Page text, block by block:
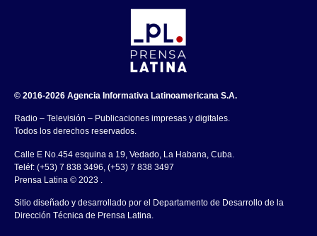
© 2016-2026 Agencia Informativa Latinoamericana S.A.
Radio – Televisión – Publicaciones impresas y digitales.
Todos los derechos reservados.
Calle E No.454 esquina a 19, Vedado, La Habana, Cuba.
Teléf: (+53) 7 838 3496, (+53) 7 838 3497
Prensa Latina © 2023 .
Sitio diseñado y desarrollado por el Departamento de Desarrollo de la
Dirección Técnica de Prensa Latina.